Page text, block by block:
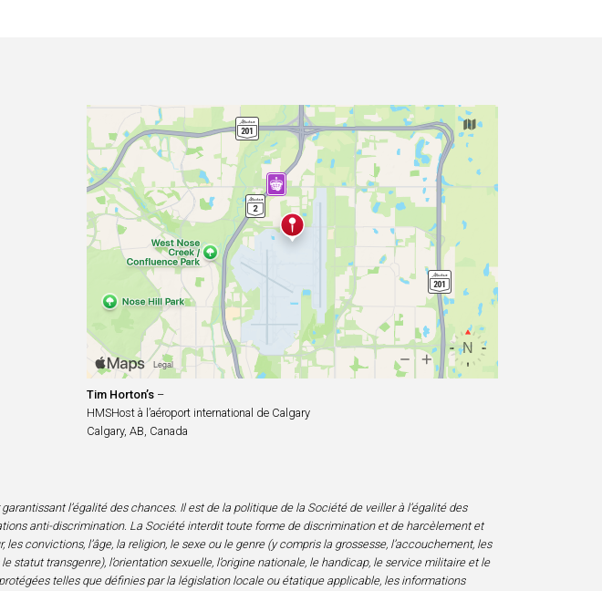
Tim Horton’s –
HMSHost à l’aéroport international de Calgary
Calgary, AB, Canada
l’égalité des chances. Il est de la politique de la Société de veiller à l’égalité des
anti-discrimination. La Société interdit toute forme de discrimination et de harcèlement et
convictions, l’âge, la religion, le sexe ou le genre (y compris la grossesse, l’accouchement, les
transgenre), l’orientation sexuelle, l’origine nationale, le handicap, le service militaire et le
telles que définies par la législation locale ou étatique applicable, les informations